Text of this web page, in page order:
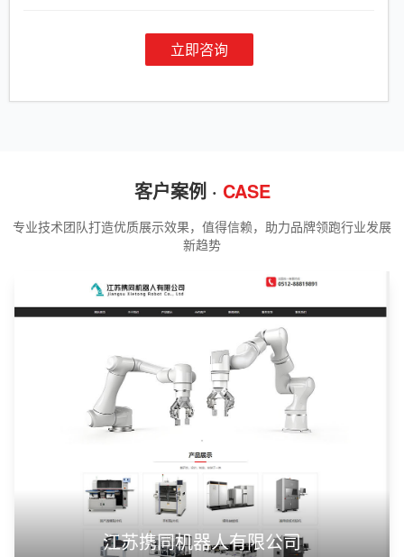
立即咨询
客户案例 · CASE
专业技术团队打造优质展示效果，值得信赖，助力品牌领跑行业发展
新趋势
江苏携同机器人有限公司